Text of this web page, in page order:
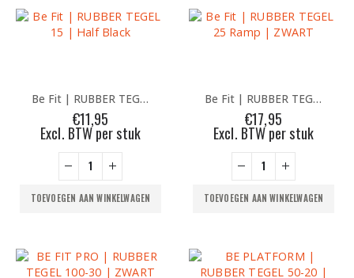
Be Fit | RUBBER TEGEL 15 | Half Black
€11,95
Excl. BTW per stuk
TOEVOEGEN AAN WINKELWAGEN
Be Fit | RUBBER TEGEL 25 Ramp | ZWART
€17,95
Excl. BTW per stuk
TOEVOEGEN AAN WINKELWAGEN